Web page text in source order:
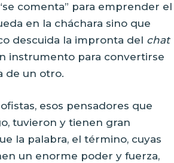
comenta” para emprender el
en la cháchara sino que
descuida la impronta del chat
instrumento para convertirse
de un otro.
esos pensadores que
tuvieron y tienen gran
la palabra, el término, cuyas
un enorme poder y fuerza,